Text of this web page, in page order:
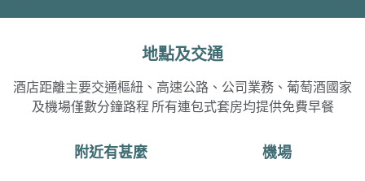
地點及交通
酒店距離主要交通樞紐、高速公路、公司業務、葡萄酒國家
及機場僅數分鐘路程 所有連包式套房均提供免費早餐
附近有甚麼 機場